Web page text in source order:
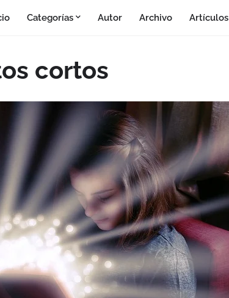
Categorías Autor Archivo Artículos
cortos